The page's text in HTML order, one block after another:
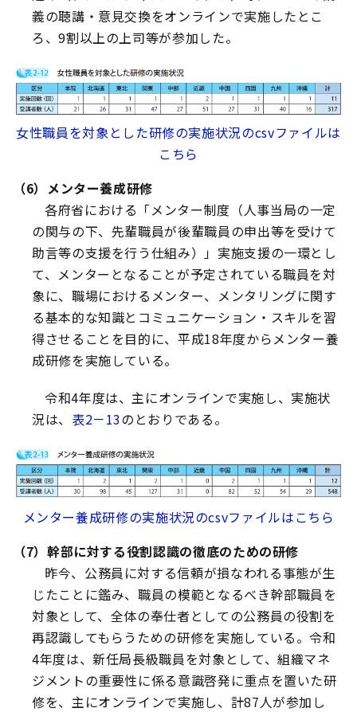
義の聴講・意見交換をオンラインで実施したとこ
ろ、9割以上の上司等が参加した。
女性職員を対象とした研修の実施状況のcsvファイルは
こちら
（6）メンター養成研修
各府省における「メンター制度（人事当局の一定
の関与の下、先輩職員が後輩職員の申出等を受けて
助言等の支援を行う仕組み）」実施支援の一環とし
て、メンターとなることが予定されている職員を対
象に、職場におけるメンター、メンタリングに関す
る基本的な知識とコミュニケーション・スキルを習
得させることを目的に、平成18年度からメンター養
成研修を実施している。
令和4年度は、主にオンラインで実施し、実施状
況は、 表2－13のとおりである。
メンター養成研修の実施状況のcsvファイルはこちら
（7）幹部に対する役割認識の徹底のための研修
昨今、公務員に対する信頼が損なわれる事態が生
じたことに鑑み、職員の模範となるべき幹部職員を
対象として、全体の奉仕者としての公務員の役割を
再認識してもらうための研修を実施している。令和
4年度は、新任局長級職員を対象として、組織マネ
ジメントの重要性に係る意識啓発に重点を置いた研
修を、主にオンラインで実施し、計87人が参加し